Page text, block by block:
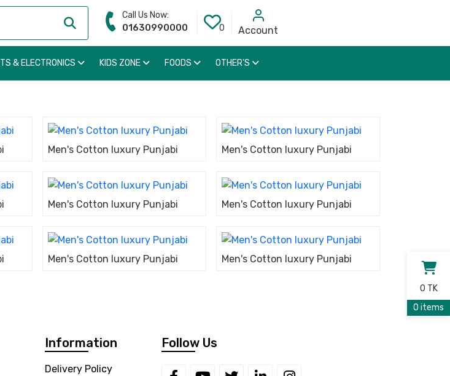
Call Us Now:
01630990000 0 Account
& ELECTRONICS KIDS ZONE FOODS OTHER'S
Men's Cotton luxury Punjabi Men's Cotton luxury Punjabi
Men's Cotton luxury Punjabi Men's Cotton luxury Punjabi
Men's Cotton luxury Punjabi Men's Cotton luxury Punjabi
Information
Delivery Policy
Follow Us
0 TK
0 items